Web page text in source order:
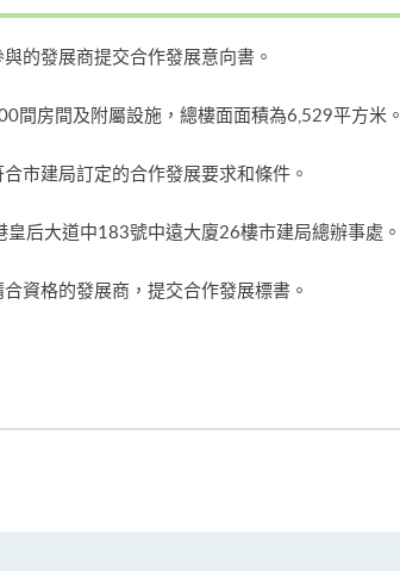
的發展商提交合作發展意向書。
間房間及附屬設施，總樓面面積為6,529平方米。
市建局訂定的合作發展要求和條件。
后大道中183號中遠大廈26樓市建局總辦事處。
資格的發展商，提交合作發展標書。